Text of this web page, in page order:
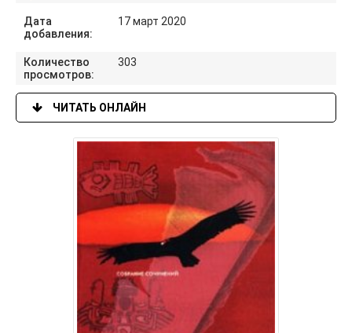
Дата
добавления:
17 март 2020
Количество
просмотров:
303
ЧИТАТЬ ОНЛАЙН